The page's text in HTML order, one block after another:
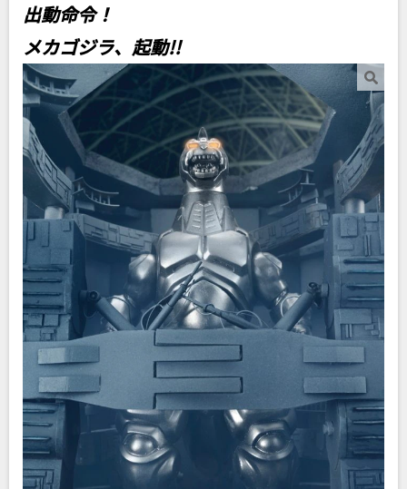
出動命令！
メカゴジラ、起動!!